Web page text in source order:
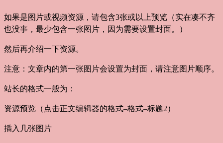
如果是图片或视频资源，请包含3张或以上预览（实在凑不齐
也没事，最少包含一张图片，因为需要设置封面。）
然后再介绍一下资源。
注意：文章内的第一张图片会设置为封面，请注意图片顺序。
站长的格式一般为：
资源预览（点击正文编辑器的格式–格式–标题2）
插入几张图片